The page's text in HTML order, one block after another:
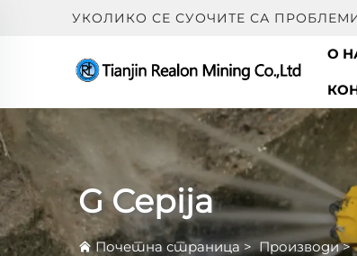
УКОЛИКО СЕ СУОЧИТЕ СА
О
G Серija
Почетна страница >Производи>